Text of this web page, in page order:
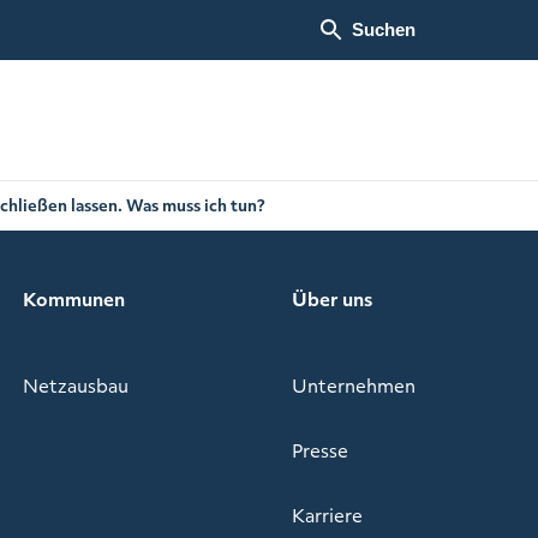
Suchen
lassen. Was muss ich tun?
Kommunen
Netzausbau
Über uns
Unternehmen
Presse
Karriere